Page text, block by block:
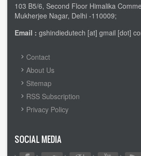
103 B5/6, Second Floor Himalika
Mukherjee Nagar, Delhi -110009;
Email : gshindiedutech [at] gmail [dot]
FOOTER
MENU
Contact
About Us
Sitemap
RSS Subscription
Privacy Policy
SOCIAL MEDIA